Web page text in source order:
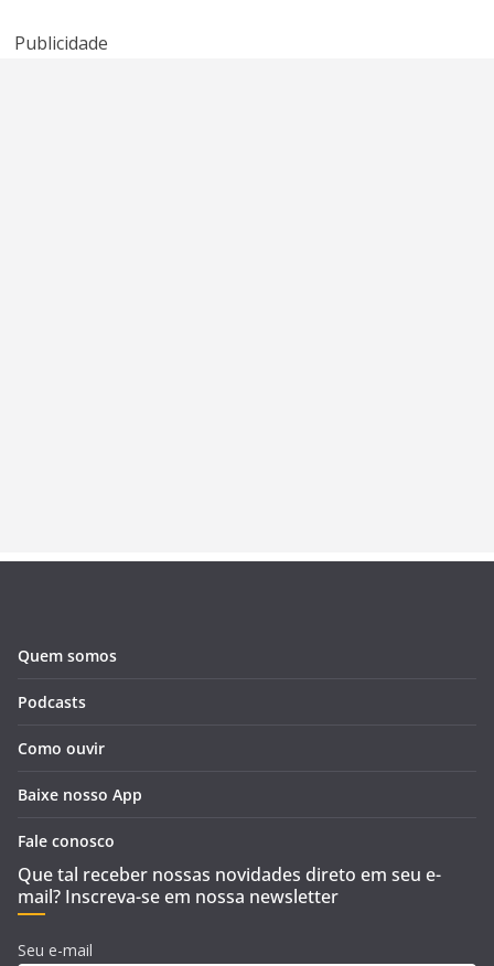
Publicidade
Quem somos
Podcasts
Como ouvir
Baixe nosso App
Fale conosco
Que tal receber nossas novidades direto em seu e-
mail? Inscreva-se em nossa newsletter
Seu e-mail